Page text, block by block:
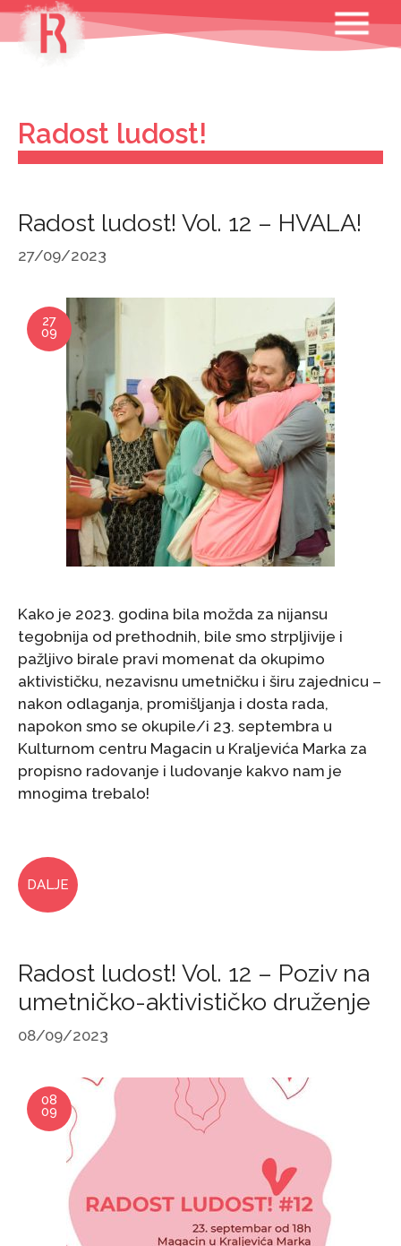
Skip
content
MENU
Radost ludost!
Radost ludost! Vol. 12 – HVALA!
27/09/2023
27
09
Kako je 2023. godina bila možda za nijansu
tegobnija od prethodnih, bile smo strpljivije i
pažljivo birale pravi momenat da okupimo
aktivističku, nezavisnu umetničku i širu zajednicu –
nakon odlaganja, promišljanja i dosta rada,
napokon smo se okupile/i 23. septembra u
Kulturnom centru Magacin u Kraljevića Marka za
propisno radovanje i ludovanje kakvo nam je
mnogima trebalo!
DALJE
Radost ludost! Vol. 12 – Poziv na
umetničko-aktivističko druženje
08/09/2023
08
09